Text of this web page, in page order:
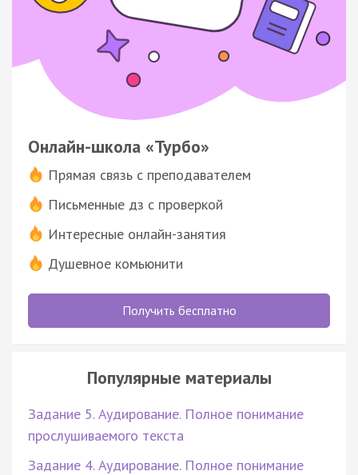
Онлайн-школа «Турбо»
Прямая связь с преподавателем
Письменные дз с проверкой
Интересные онлайн-занятия
Душевное комьюнити
Получить бесплатно
Популярные материалы
Задание 5. Аудирование. Полное понимание
прослушиваемого текста
Задание 4. Аудирование. Полное понимание